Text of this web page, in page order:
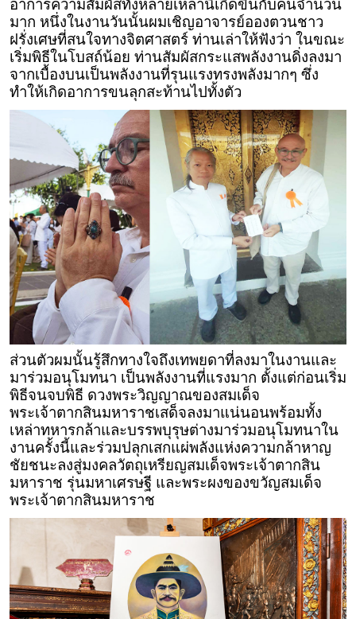
อาการความสัมผัสทั้งหลายเหล่านี้เกิดขึ้นกับคนจำนวน
มาก หนึ่งในงานวันนั้นผมเชิญอาจารย์อองตวนชาว
ฝรั่งเศษที่สนใจทางจิตศาสตร์ ท่านเล่าให้ฟังว่า ในขณะ
เริ่มพิธีในโบสถ์น้อย ท่านสัมผัสกระแสพลังงานดิ่งลงมา
จากเบื้องบนเป็นพลังงานที่รุนแรงทรงพลังมากๆ ซึ่ง
ทำให้เกิดอาการขนลุกสะท้านไปทั้งตัว
ส่วนตัวผมนั้นรู้สึกทางใจถึงเทพยดาที่ลงมาในงานและ
มาร่วมอนุโมทนา เป็นพลังงานที่แรงมาก ตั้งแต่ก่อนเริ่ม
พิธีจนจบพิธี ดวงพระวิญญาณของสมเด็จ
พระเจ้าตากสินมหาราชเสด็จลงมาแน่นอนพร้อมทั้ง
เหล่าทหารกล้าและบรรพบุรุษต่างมาร่วมอนุโมทนาใน
งานครั้งนี้และร่วมปลุกเสกแผ่พลังแห่งความกล้าหาญ
ชัยชนะลงสู่มงคลวัตถุเหรียญสมเด็จพระเจ้าตากสิน
มหาราช รุ่นมหาเศรษฐี และพระผงของขวัญสมเด็จ
พระเจ้าตากสินมหาราช